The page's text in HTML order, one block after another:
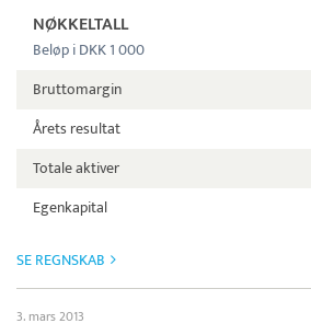
NØKKELTALL
Beløp i DKK 1 000
Bruttomargin
Årets resultat
Totale aktiver
Egenkapital
SE REGNSKAB
3. mars 2013